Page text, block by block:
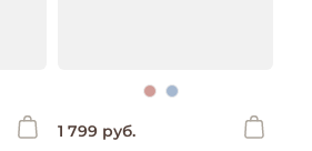
1 799 руб.